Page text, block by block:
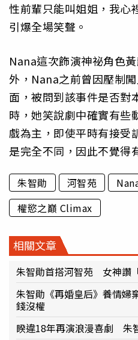
性前輩只能叫姐姐，我心
引爆全場笑聲。
Nana這次飾演神祕角色
外，Nana之前曾因壓制
面，被問到該事件是否對
時，她笑說劇中確實有些
戲為主，即使平時有接受
是完全不同，因此不覺得
朱智勛 河智苑
權慾之巔 Climax
相關文章
朱智勛首搭河智苑 女神讚
朱智勛《再婚皇后》養情
錢沒權
睽違18年再演浪漫喜劇 朱